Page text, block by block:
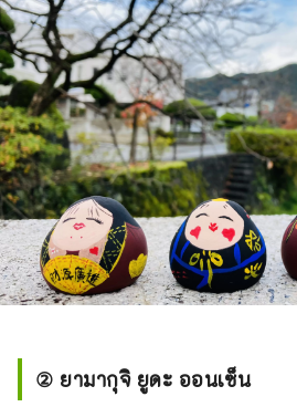
② ยามากุจิ ยูดะ ออนเซ็น